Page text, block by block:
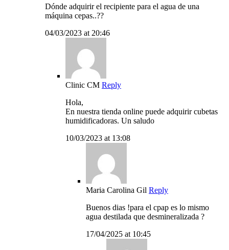
Dónde adquirir el recipiente para el agua de una
máquina cepas..??
04/03/2023 at 20:46
Clinic CM Reply
Hola,
En nuestra tienda online puede adquirir cubetas
humidificadoras. Un saludo
10/03/2023 at 13:08
Maria Carolina Gil Reply
Buenos dias !para el cpap es lo mismo
agua destilada que desmineralizada ?
17/04/2025 at 10:45